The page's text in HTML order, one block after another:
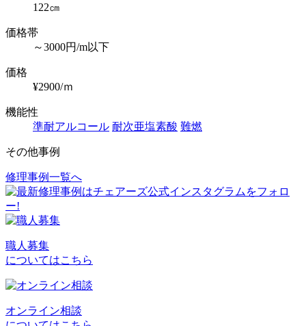
122㎝
価格帯
～3000円/m以下
価格
¥2900/ｍ
機能性
準耐アルコール 耐次亜塩素酸 難燃
その他事例
投
稿
ナ
ビ
ゲ
ー
シ
修理事例一覧へ
職人募集
についてはこちら
オンライン相談